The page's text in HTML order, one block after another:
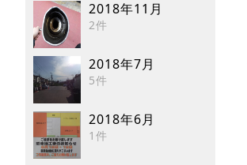
2018年11月
2件
2018年7月
5件
2018年6月
1件